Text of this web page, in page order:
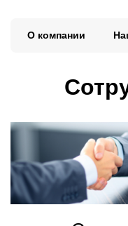
О компании